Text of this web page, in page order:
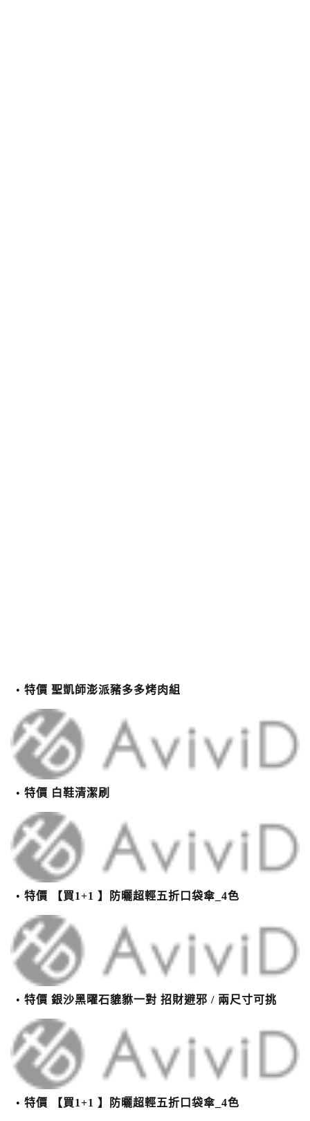
特價 聖凱師澎派豬多多烤肉組
特價 白鞋清潔刷
特價 【買1+1 】防曬超輕五折口袋傘_4色
特價 銀沙黑曜石貔貅一對 招財避邪 / 兩尺寸可挑
特價 【買1+1 】防曬超輕五折口袋傘_4色